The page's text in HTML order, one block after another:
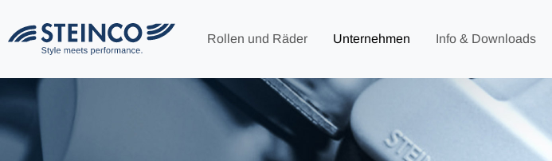
Rollen und Räder Unternehmen Info & Downloads